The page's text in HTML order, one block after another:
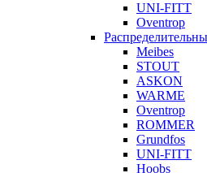
UNI-FITT
Oventrop
Meibes
STOUT
ASKON
WARME
Oventrop
ROMMER
Grundfos
UNI-FITT
Hoobs